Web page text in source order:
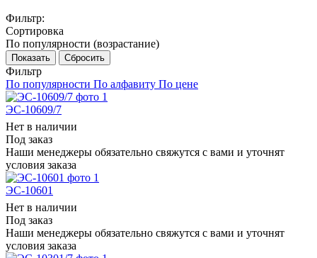
Фильтр:
Сортировка
По популярности (возрастание)
Показать Сбросить
Фильтр
По популярности По алфавиту По цене
ЭС-10609/7
Нет в наличии
Под заказ
Наши менеджеры обязательно свяжутся с вами и уточнят
условия заказа
ЭС-10601
Нет в наличии
Под заказ
Наши менеджеры обязательно свяжутся с вами и уточнят
условия заказа